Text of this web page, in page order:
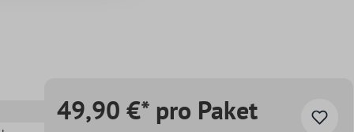
49,90 €* pro Paket